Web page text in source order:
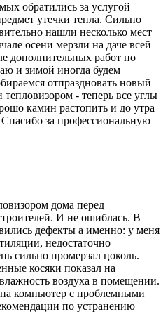
обратились за услугой
утечки тепла. Сильно
нашли несколько мест
осени мерзли на даче всей
дополнительных работ по
и зимой иногда будем
отпраздновать новый
тепловизором - теперь все углы
камин растопить и до утра
за профессиональную
дома перед
И не ошиблась. В
дефекты а именно: у меня
недостаточно
сильно промерзал цоколь.
косяки показал на
воздуха в помещении.
компьютер с проблемными
по устранению